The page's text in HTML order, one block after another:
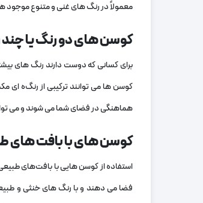
معمولاً در رنگ ‌های غنی و متنوع موجود
کوسن‌ های دو رنگ یا
برای کسانی که دوست دارند رنگ ‌های
کوسن‌ ها می ‌توانند ترکیبی از رنگ‌ه ای
هماهنگی در فضای شما می ‌شوند و می
کوسن‌ های با بافت‌ های
استفاده از کوسن ‌هایی با بافت‌های
فضا می‌ دهند و با رنگ ‌های خنثی و